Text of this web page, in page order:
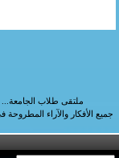
ملتقى طلاب
جميع الأفكار والآراء